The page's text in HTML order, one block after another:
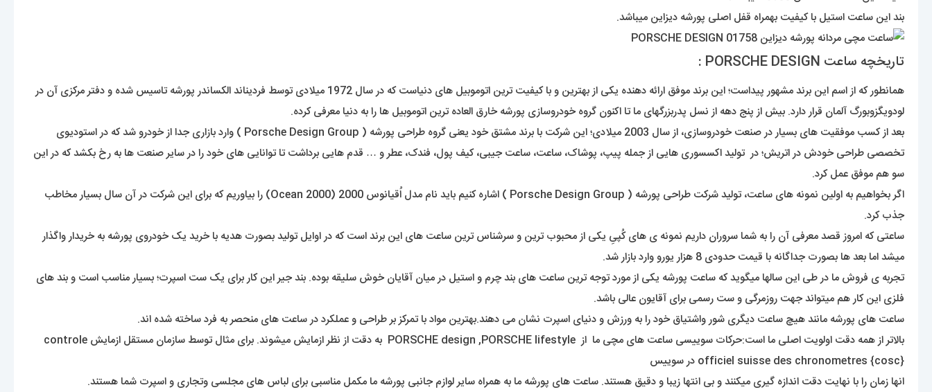
بند این ساعت استیل با کیفیت بهمراه قفل اصلی پورشه دیزاین میباشد.
تاریخچه ساعت PORSCHE DESIGN :
همانطور که از اسم این برند مشهور پیداست؛ این برند موفق ارائه دهنده یکی از بهترین و با کیفیت ترین اتوموبیل های دنیاست که در سال 1972 میلادی توسط فردیناند الکساندر پورشه تاسیس شده و دفتر مرکزی آن در
لودویگزوبورگ آلمان قرار دارد. بیش از پنج دهه از نسل پدربزرگهای ما تا اکنون گروه خودروسازی پورشه خارق العاده ترین اتوموبیل ها را به دنیا معرفی کرده.
بعد از کسب موفقیت های بسیار در صنعت خودروسازی، از سال 2003 میلادی؛ این شرکت با برند مشتق خود یعنی گروه طراحی پورشه ( Porsche Design Group ) وارد بازاری جدا از خودرو شد که در استودیوی
تخصصی طراحی خودش در اتریش؛ در تولید اکسسوری هایی از جمله پیپ، پوشاک، ساعت، ساعت جیبی، کیف پول، فندک، عطر و … قدم هایی برداشت تا توانایی های خود را در سایر صنعت ها به رخ بکشد که در این
سو هم موفق عمل کرد.
اگر بخواهیم به اولین نمونه های ساعت، تولید شرکت طراحی پورشه ( Porsche Design Group ) اشاره کنیم باید نام مدل اُقیانوس 2000 (Ocean 2000) را بیاوریم که برای این شرکت در آن سال بسیار مخاطب
جذب کرد.
ساعتی که امروز قصد معرفی آن را به شما سروران داریم نمونه ی های کُپیِ یکی از محبوب ترین و سرشناس ترین ساعت های این برند است که در اوایل تولید بصورت هدیه با خرید یک خودروی پورشه به خریدار واگذار
میشد اما بعد ها بصورت جداگانه با قیمت حدودی 8 هزار یورو وارد بازار شد.
تجربه ی فروش ما در طی این سالها میگوید که ساعت پورشه یکی از مورد توجه ترین ساعت های بند چرم و استیل در میان آقایان خوش سلیقه بوده. بند جیر این کار برای یک ست اسپرت؛ بسیار مناسب است و بند های
فلزی این کار هم میتواند جهت روزمرگی و ست رسمی برای آقایون عالی باشد.
ساعت های پورشه مانند هیچ ساعت دیگری شور واشتیاق خود را به ورزش و دنیای اسپرت نشان می دهند.بهترین مواد با تمرکز بر طراحی و عملکرد در ساعت های منحصر به فرد ساخته شده اند.
بالاتر از همه دقت اولویت اصلی ما است:حرکات سوییسی ساعت های مچی ما از PORSCHE design ,PORSCHE lifestyle به دقت از نظر ازمایش میشوند. برای مثال توسط سازمان مستقل ازمایش controle
officiel suisse des chronometres {cosc} در سوییس
انها زمان را با نهایت دقت اندازه گیری میکنند و بی انتها زیبا و دقیق هستند. ساعت های پورشه ما به همراه سایر لوازم جانبی پورشه ما مکمل مناسبی برای لباس های مجلسی وتجاری و اسپرت شما هستند.